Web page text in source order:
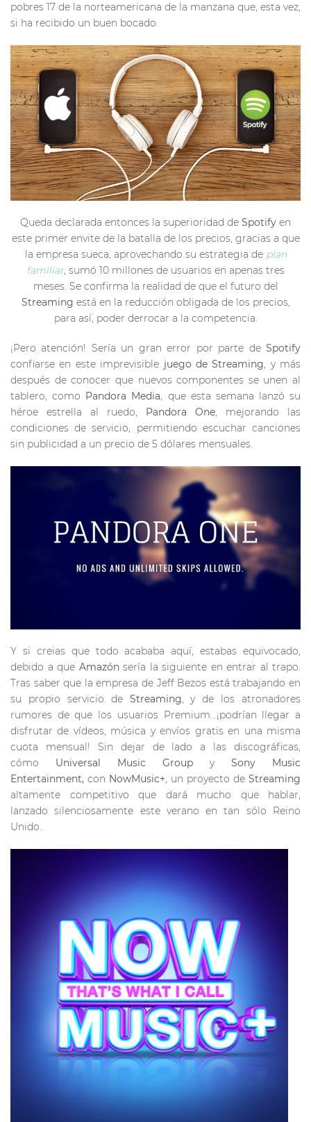
pobres 17 de la norteamericana de la manzana que, esta vez,
si ha recibido un buen bocado.
Queda declarada entonces la superioridad de Spotify en
este primer envite de la batalla de los precios, gracias a que
la empresa sueca, aprovechando su estrategia de plan
familiar, sumó 10 millones de usuarios en apenas tres
meses. Se confirma la realidad de que el futuro del
Streaming está en la reducción obligada de los precios,
para así, poder derrocar a la competencia.
¡Pero atención! Sería un gran error por parte de Spotify
confiarse en este imprevisible juego de Streaming, y más
después de conocer que nuevos componentes se unen al
tablero, como Pandora Media, que esta semana lanzó su
héroe estrella al ruedo, Pandora One, mejorando las
condiciones de servicio, permitiendo escuchar canciones
sin publicidad a un precio de 5 dólares mensuales.
Y si creias que todo acababa aquí, estabas equivocado,
debido a que Amazónsería la siguiente en entrar al trapo.
Tras saber que la empresa de Jeff Bezos está trabajando en
su propio servicio de Streaming, y de los atronadores
rumores de que los usuarios Premium…¡podrían llegar a
disfrutar de vídeos, música y envíos gratis en una misma
cuota mensual! Sin dejar de lado a las discográficas,
cómo Universal Music Group ySony Music
Entertainment, con NowMusic+, un proyecto de Streaming
altamente competitivo que dará mucho que hablar,
lanzado silenciosamente este verano en tan sólo Reino
Unido.